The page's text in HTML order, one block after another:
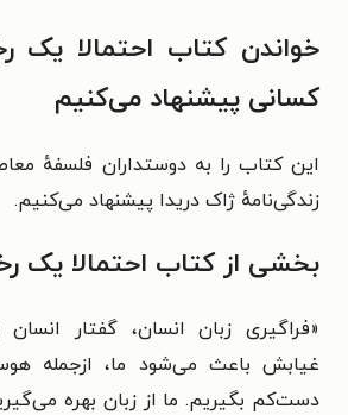
خواندن کتاب احتمالا یک
کسانی پیشنهاد می‌کنیم
این کتاب را به دوستداران فلسفهٔ
زندگی‌نامهٔ ژاک دریدا پیشنهاد می‌کنیم.
بخشی از کتاب احتمالا یک
«فراگیری زبان انسان، گفتار انسان
غیابش باعث می‌شود ما، ازجمله
دست‌کم بگیریم. ما از زبان بهره